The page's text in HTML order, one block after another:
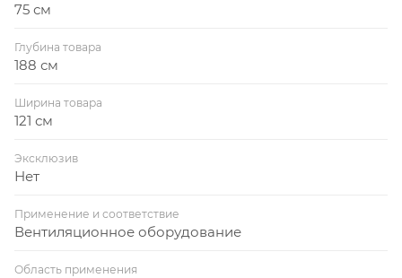
75 см
Глубина товара
188 см
Ширина товара
121 см
Эксклюзив
Нет
Применение и соответствие
Вентиляционное оборудование
Область применения